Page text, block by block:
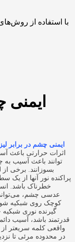
با استفاده از
ایمنی
ایمنی چشم در برابر
اثرات حرارتی باعث
توانند باعث آسیب به
بسوزانند. برخی از
پراکنده نور آنها از
خطرناک باشد.
عدسی چشم،
گیرنده نوری شبکیه
قدرتمند باشد، آسیب
واقعی کلمه سریعتر